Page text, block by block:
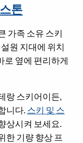
톤
가족 소유 스키
원 지대에 위치
로 옆에 편리하게
랑 스키어이든,
니다. 스키 및 스
상시켜 보세요.
한 기량 향상 프